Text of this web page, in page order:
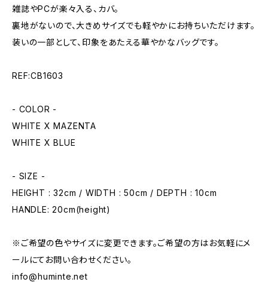
雑誌やPCが楽々入る、カバ。
裏地がないので、大きめサイズでも軽やかにお持ちいただけます。
装いの一部として、印象をあたえる華やかなバッグです。
REF:CB1603
- COLOR -
WHITE X MAZENTA
WHITE X BLUE
- SIZE -
HEIGHT : 32cm / WIDTH : 50cm / DEPTH : 10cm
HANDLE: 20cm(height)
※ご希望の色やサイズに変更できます。ご希望の方はお気軽にメ
ールにてお問い合わせください。
info@huminte.net